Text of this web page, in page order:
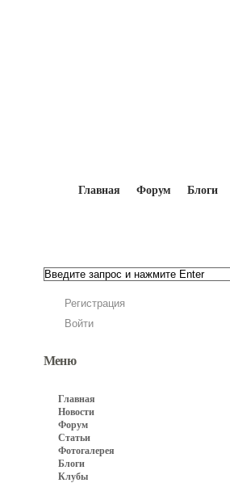
Главная Форум Блоги
Регистрация
Войти
Меню
Главная
Новости
Форум
Статьи
Фотогалерея
Блоги
Клубы